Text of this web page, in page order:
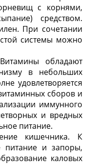
с корнями,
средством.
При сочетании
системы можно
обладают
в небольших
удовлетворяется
сборов и
иммунного
и вредных
питание.
кишечника. К
питание и запоры,
каловых